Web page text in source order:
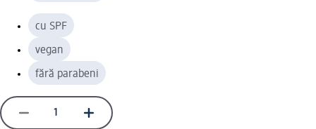
cu SPF
vegan
fără parabeni